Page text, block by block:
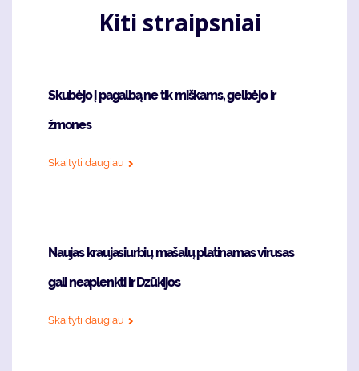
Kiti straipsniai
Skubėjo į pagalbą ne tik miškams, gelbėjo ir
žmones
Skaityti daugiau
Naujas kraujasiurbių mašalų platinamas virusas
gali neaplenkti ir Dzūkijos
Skaityti daugiau